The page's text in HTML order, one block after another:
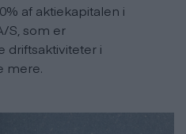
af aktiekapitalen i
S, som er
driftsaktiviteter i
mere.